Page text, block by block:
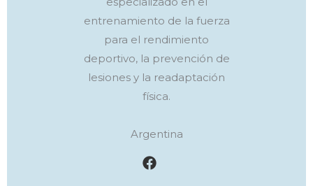
entrenamiento de la fuerza
para el rendimiento
deportivo, la prevención de
lesiones y la readaptación
física.
Argentina